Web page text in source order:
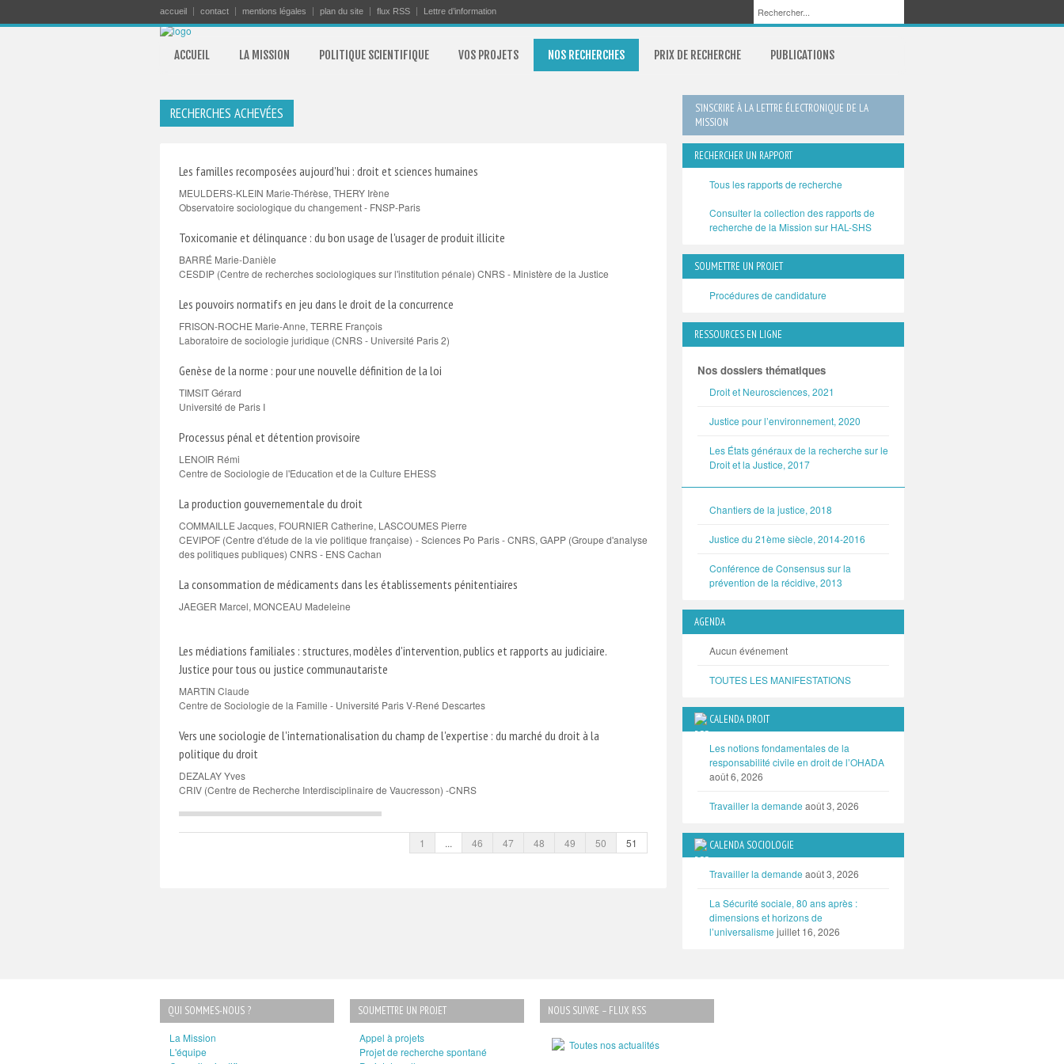
accueil contact mentions légales plan du site flux RSS Lettre d’information
ACCUEIL LA MISSION POLITIQUE SCIENTIFIQUE VOS PROJETS NOS RECHERCHES PRIX DE RECHERCHE PUBLICATIONS
RECHERCHES ACHEVÉES
Les familles recomposées aujourd'hui : droit et sciences humaines
MEULDERS-KLEIN Marie-Thérèse, THERY Irène
Observatoire sociologique du changement - FNSP-Paris
Toxicomanie et délinquance : du bon usage de l'usager de produit illicite
BARRÉ Marie-Danièle
CESDIP (Centre de recherches sociologiques sur l'institution pénale) CNRS - Ministère de la Justice
Les pouvoirs normatifs en jeu dans le droit de la concurrence
FRISON-ROCHE Marie-Anne, TERRE François
Laboratoire de sociologie juridique (CNRS - Université Paris 2)
Genèse de la norme : pour une nouvelle définition de la loi
TIMSIT Gérard
Université de Paris I
Processus pénal et détention provisoire
LENOIR Rémi
Centre de Sociologie de l'Education et de la Culture EHESS
La production gouvernementale du droit
COMMAILLE Jacques, FOURNIER Catherine, LASCOUMES Pierre
CEVIPOF (Centre d'étude de la vie politique française) - Sciences Po Paris - CNRS, GAPP (Groupe d'analyse
des politiques publiques) CNRS - ENS Cachan
La consommation de médicaments dans les établissements pénitentiaires
JAEGER Marcel, MONCEAU Madeleine
Les médiations familiales : structures, modèles d'intervention, publics et rapports au judiciaire.
Justice pour tous ou justice communautariste
MARTIN Claude
Centre de Sociologie de la Famille - Université Paris V-René Descartes
Vers une sociologie de l'internationalisation du champ de l'expertise : du marché du droit à la
politique du droit
DEZALAY Yves
CRIV (Centre de Recherche Interdisciplinaire de Vaucresson) -CNRS
1 ... 46 47 48 49 50 51
S’INSCRIRE À LA LETTRE ÉLECTRONIQUE DE LA
MISSION
RECHERCHER UN RAPPORT
Tous les rapports de recherche
Consulter la collection des rapports de
recherche de la Mission sur HAL-SHS
SOUMETTRE UN PROJET
Procédures de candidature
RESSOURCES EN LIGNE
Nos dossiers thématiques
Droit et Neurosciences, 2021
Justice pour l’environnement, 2020
Les États généraux de la recherche sur le
Droit et la Justice, 2017
Chantiers de la justice, 2018
Justice du 21ème siècle, 2014-2016
Conférence de Consensus sur la
prévention de la récidive, 2013
AGENDA
Aucun événement
TOUTES LES MANIFESTATIONS
CALENDA DROIT
Les notions fondamentales de la
responsabilité civile en droit de l’OHADA
août 6, 2026
Travailler la demande août 3, 2026
CALENDA SOCIOLOGIE
Travailler la demande août 3, 2026
La Sécurité sociale, 80 ans après :
dimensions et horizons de
l’universalisme juillet 16, 2026
QUI SOMMES-NOUS ?
La Mission
L'équipe
SOUMETTRE UN PROJET
Appel à projets
Projet de recherche spontané
NOUS SUIVRE – FLUX RSS
Toutes nos actualités